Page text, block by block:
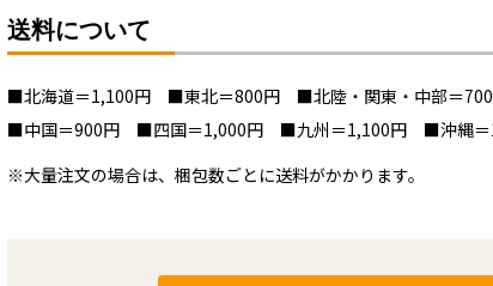
送料について
■北海道＝1,100円 ■東北＝800円 ■北陸・関東・中部＝
■中国＝900円 ■四国＝1,000円 ■九州＝1,100円 ■沖縄＝
※大量注文の場合は、梱包数ごとに送料がかかります。